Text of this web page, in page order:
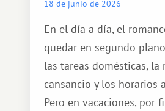
18 de junio de 2026
En el día a día, el
quedar en segundo
las tareas domésticas, la
cansancio y los horarios
Pero en vacaciones, por